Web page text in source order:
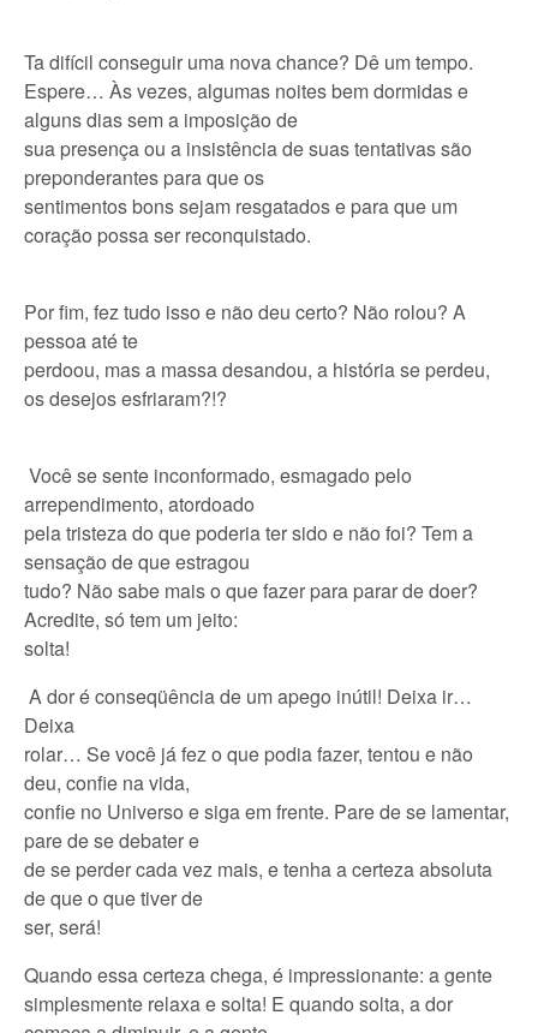
Ta difícil conseguir uma nova chance? Dê um tempo.
Espere… Às vezes, algumas noites bem dormidas e
alguns dias sem a imposição de
sua presença ou a insistência de suas tentativas são
preponderantes para que os
sentimentos bons sejam resgatados e para que um
coração possa ser reconquistado.
Por fim, fez tudo isso e não deu certo? Não rolou? A
pessoa até te
perdoou, mas a massa desandou, a história se perdeu,
os desejos esfriaram?!?
Você se sente inconformado, esmagado pelo
arrependimento, atordoado
pela tristeza do que poderia ter sido e não foi? Tem a
sensação de que estragou
tudo? Não sabe mais o que fazer para parar de doer?
Acredite, só tem um jeito:
solta!
A dor é conseqüência de um apego inútil! Deixa ir…
Deixa
rolar… Se você já fez o que podia fazer, tentou e não
deu, confie na vida,
confie no Universo e siga em frente. Pare de se lamentar,
pare de se debater e
de se perder cada vez mais, e tenha a certeza absoluta
de que o que tiver de
ser, será!
Quando essa certeza chega, é impressionante: a gente
simplesmente relaxa e solta! E quando solta, a dor